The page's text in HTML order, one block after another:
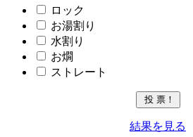
ロック
お湯割り
水割り
お燗
ストレート
結果を見る